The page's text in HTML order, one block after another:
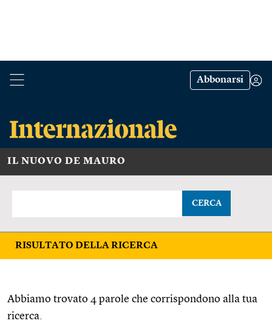
Abbonarsi
IL NUOVO DE MAURO
CERCA
RISULTATO DELLA RICERCA
Abbiamo trovato 4 parole che corrispondono alla tua
ricerca.